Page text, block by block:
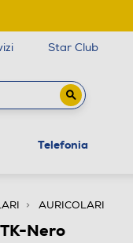
Star Club
Telefonia
AURICOLARI
Nero